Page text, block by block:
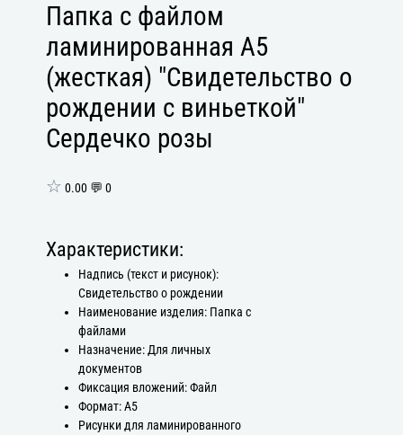
Папка с файлом
ламинированная А5
(жесткая) "Свидетельство о
рождении с виньеткой"
Сердечко розы
☆ 0.00 💬 0
Характеристики:
Надпись (текст и рисунок):
Свидетельство о рождении
Наименование изделия: Папка с
файлами
Назначение: Для личных
документов
Фиксация вложений: Файл
Формат: А5
Рисунки для ламинированного